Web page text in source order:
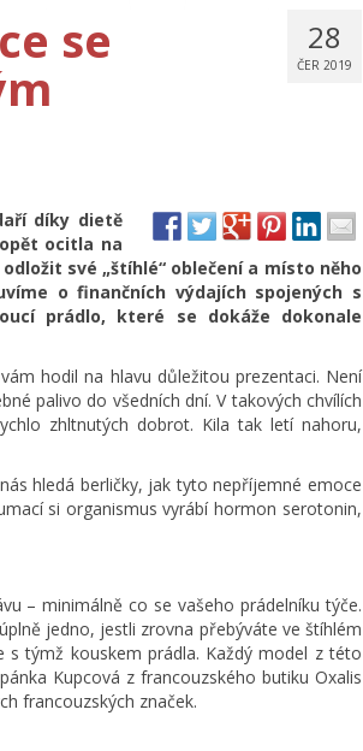
28
ČER 2019
se
díky dietě
ocitla na
své „štíhlé“ oblečení a místo něho
o finančních výdajích spojených s
prádlo, které se dokáže dokonale
hodil na hlavu důležitou prezentaci. Není
palivo do všedních dní. V takových chvílích
zhltnutých dobrot. Kila tak letí nahoru,
hledá berličky, jak tyto nepříjemné emoce
si organismus vyrábí hormon serotonin,
– minimálně co se vašeho prádelníku týče.
jedno, jestli zrovna přebýváte ve štíhlém
týmž kouskem prádla. Každý model z této
Kupcová z francouzského butiku Oxalis
francouzských značek.